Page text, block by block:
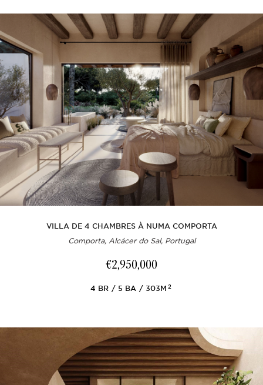
VILLA DE 4 CHAMBRES À NUMA COMPORTA
Comporta, Alcácer do Sal, Portugal
€2,950,000
4 BR 5 BA 303M2